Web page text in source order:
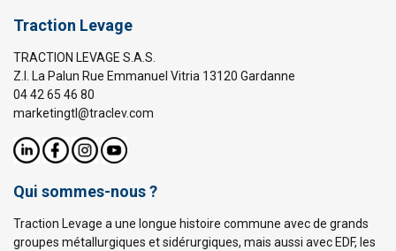
Traction Levage
TRACTION LEVAGE S.A.S.
Z.I. La Palun Rue Emmanuel Vitria 13120 Gardanne
04 42 65 46 80
marketingtl@traclev.com
Qui sommes-nous ?
Traction Levage a une longue histoire commune avec de grands
groupes métallurgiques et sidérurgiques, mais aussi avec EDF, les